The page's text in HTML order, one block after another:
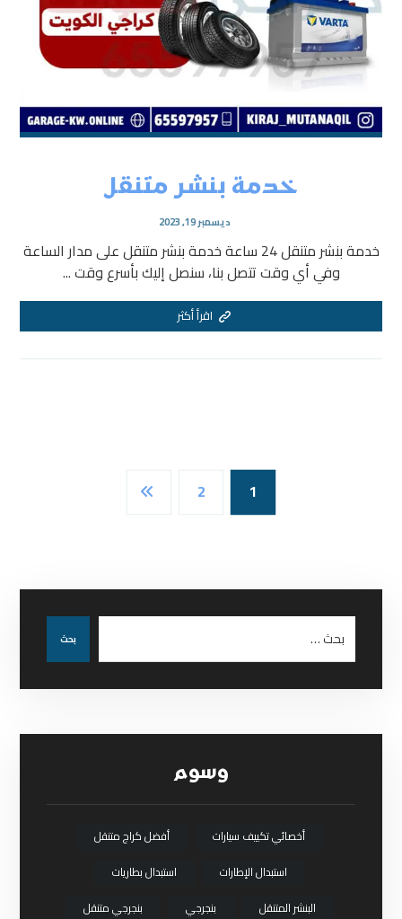
خدمة بنشر متنقل
ديسمبر 19, 2023
خدمة بنشر متنقل 24 ساعة خدمة بنشر متنقل على مدار الساعة
وفي أي وقت تتصل بنا، سنصل إليك بأسرع وقت ...
اقرأ أكثر
1
2
بحث
وسوم
أخصائي تكييف سيارات
أفضل كراج متنقل
استبدال الإطارات
استبدال بطاريات
البنشر المتنقل
بنجرجي
بنجرجي متنقل